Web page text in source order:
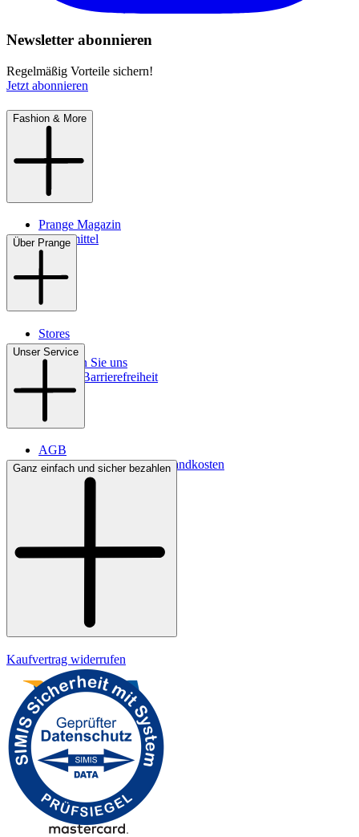
Newsletter abonnieren
Regelmäßig Vorteile sichern!
Jetzt abonnieren
Fashion & More
Prange Magazin
Pflegemittel
Über Prange
Stores
Kontakt
So finden Sie uns
Digitale Barrierefreiheit
Unser Service
AGB
Lieferbedingungen & Versandkosten
Bezahlung
Ganz einfach und sicher bezahlen
Kaufvertrag widerrufen